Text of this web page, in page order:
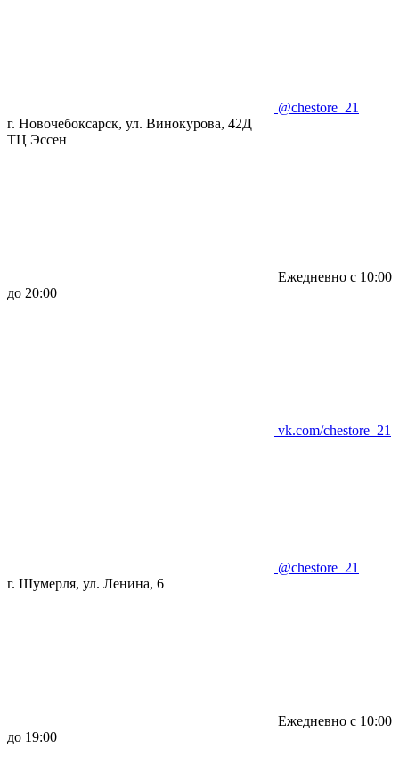
@chestore_21
г. Новочебоксарск, ул. Винокурова, 42Д
ТЦ Эссен
Ежедневно с 10:00
до 20:00
vk.com/chestore_21
@chestore_21
г. Шумерля, ул. Ленина, 6
Ежедневно с 10:00
до 19:00